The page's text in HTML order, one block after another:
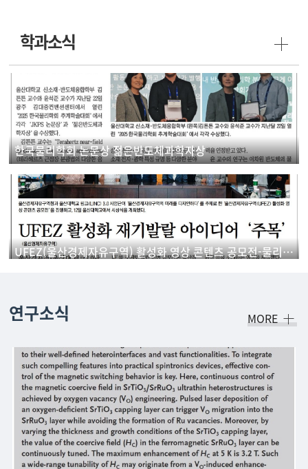
학과소식
한국물리학회 논문상 젊은반도체과학자상
UFEZ(울산경제자유구역) 활성화 영상 콘텐츠 공모전-물리학과 학생 '우수상' 수상
연구소식 MORE